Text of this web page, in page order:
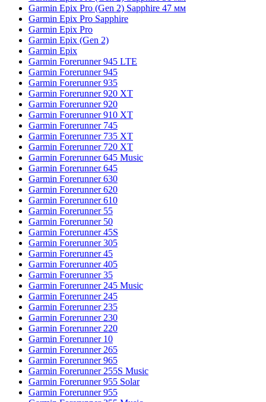
Garmin Epix Pro (Gen 2) Sapphire 47 мм
Garmin Epix Pro Sapphire
Garmin Epix Pro
Garmin Epix (Gen 2)
Garmin Epix
Garmin Forerunner 945 LTE
Garmin Forerunner 945
Garmin Forerunner 935
Garmin Forerunner 920 XT
Garmin Forerunner 920
Garmin Forerunner 910 XT
Garmin Forerunner 745
Garmin Forerunner 735 XT
Garmin Forerunner 720 XT
Garmin Forerunner 645 Music
Garmin Forerunner 645
Garmin Forerunner 630
Garmin Forerunner 620
Garmin Forerunner 610
Garmin Forerunner 55
Garmin Forerunner 50
Garmin Forerunner 45S
Garmin Forerunner 305
Garmin Forerunner 45
Garmin Forerunner 405
Garmin Forerunner 35
Garmin Forerunner 245 Music
Garmin Forerunner 245
Garmin Forerunner 235
Garmin Forerunner 230
Garmin Forerunner 220
Garmin Forerunner 10
Garmin Forerunner 265
Garmin Forerunner 965
Garmin Forerunner 255S Music
Garmin Forerunner 955 Solar
Garmin Forerunner 955